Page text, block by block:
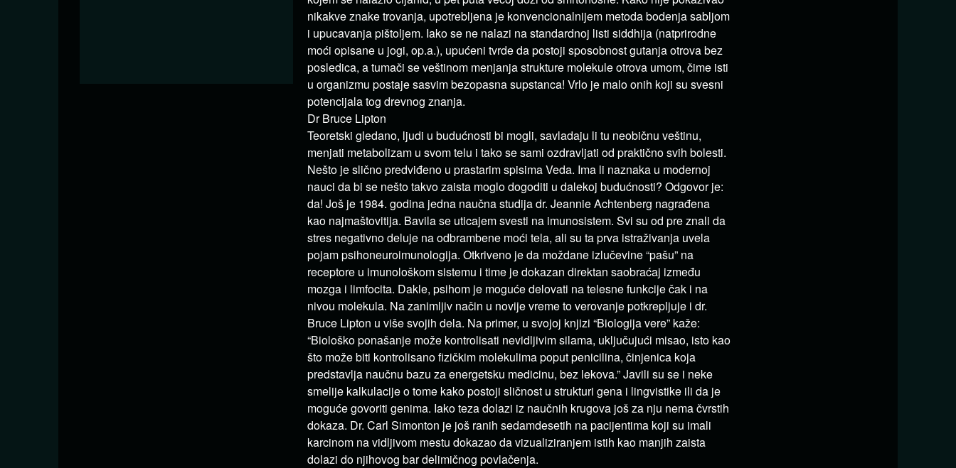
nikakve znake trovanja, upotrebljena je konvencionalnijem metoda bodenja sabljom
i upucavanja pištoljem. Iako se ne nalazi na standardnoj listi siddhija (natprirodne
moći opisane u jogi, op.a.), upućeni tvrde da postoji sposobnost gutanja otrova bez
posledica, a tumači se veštinom menjanja strukture molekule otrova umom, čime isti
u organizmu postaje sasvim bezopasna supstanca! Vrlo je malo onih koji su svesni
potencijala tog drevnog znanja.
Dr Bruce Lipton
Teoretski gledano, ljudi u budućnosti bi mogli, savladaju li tu neobičnu veštinu,
menjati metabolizam u svom telu i tako se sami ozdravljati od praktično svih bolesti.
Nešto je slično predviđeno u prastarim spisima Veda. Ima li naznaka u modernoj
nauci da bi se nešto takvo zaista moglo dogoditi u dalekoj budućnosti? Odgovor je:
da! Još je 1984. godina jedna naučna studija dr. Jeannie Achtenberg nagrađena
kao najmaštovitija. Bavila se uticajem svesti na imunosistem. Svi su od pre znali da
stres negativno deluje na odbrambene moći tela, ali su ta prva istraživanja uvela
pojam psihoneuroimunologija. Otkriveno je da moždane izlučevine “pašu” na
receptore u imunološkom sistemu i time je dokazan direktan saobraćaj između
mozga i limfocita. Dakle, psihom je moguće delovati na telesne funkcije čak i na
nivou molekula. Na zanimljiv način u novije vreme to verovanje potkrepljuje i dr.
Bruce Lipton u više svojih dela. Na primer, u svojoj knjizi “Biologija vere” kaže:
“Biološko ponašanje može kontrolisati nevidljivim silama, uključujući misao, isto kao
što može biti kontrolisano fizičkim molekulima poput penicilina, činjenica koja
predstavlja naučnu bazu za energetsku medicinu, bez lekova.” Javili su se i neke
smelije kalkulacije o tome kako postoji sličnost u strukturi gena i lingvistike ili da je
moguće govoriti genima. Iako teza dolazi iz naučnih krugova još za nju nema čvrstih
dokaza. Dr. Carl Simonton je još ranih sedamdesetih na pacijentima koji su imali
karcinom na vidljivom mestu dokazao da vizualiziranjem istih kao manjih zaista
dolazi do njihovog bar delimičnog povlačenja.